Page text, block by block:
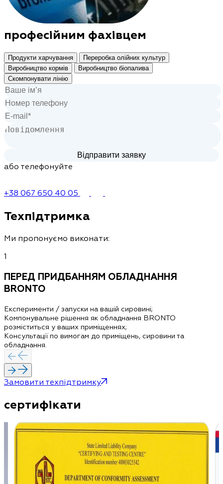
професійним фахівцем
Продукти харчування
Переробка олійних культур
Виробництво кормів
Виробництво біопалива
Скомпонувати лінію
або телефонуйте
+38 067 650 40 05
Техпідтримка
Ми пропонуємо виконати:
1
ПЕРЕД ПРИДБАННЯМ ОБЛАДНАННЯ
BRONTO
Експерименти / запуски на вашій сировині;
Компонувальне рішення як обладнання BRONTO
розміститься у ваших приміщеннях;
Консультації по вимогам до приміщень, сировини та
обладнання.
Замовити техпідтримку
сертифікати